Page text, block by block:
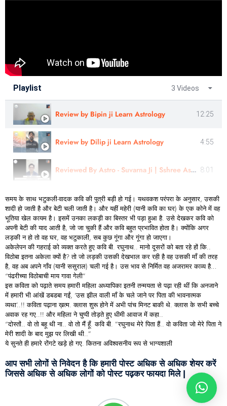
Playlist 3 Videos
Review by Bipin ji Learn Astrology 12:25
Review by Dilip ji Learn Astrology 4:55
Reviewed By Astro - Suvarna Ji | Sshree Astro Vastu 8:01
समय के साथ भटुकली-वादक कवि की पुत्री बड़ी हो गई। यथवकश परंपरा के अनुसार, उसकी
शादी हो जाती है और बेटी चली जाती है। और यहीं महेरी (यानी कवि का घर) के एक कोने में वह
भूतिया खेल कायम है। इसमें उनका लकड़ी का बिस्तर भी पड़ा हुआ है. उसे देखकर कवि को
अपनी बेटी की याद आती है, जो जा चुकी हैं और कवि बहुत प्रभावित होता है। क्योंकि अगर
लड़की न हो तो वह घर, वह भटुकाली, सब कुछ गूंगा और गूंगा हो जाएगा।
अकेलेपन की गहराई को व्यक्त करते हुए कवि बी. रघुनाथ.. मानो दूसरों को बता रहे हों कि..
विठोबा इतना अकेला क्यों है? तो जो लड़की उसकी देखभाल कर रही है वह उसकी माँ की तरह
है, वह अब अपने गाँव (यानी ससुराल) चली गई है। उस भाव से निर्मित वह अजरामर काव्य है…
“पंढरीच्या विठोबाची माय गावा गेली”
इस कविता को पढ़ाते समय हमारी महिला अध्यापिका इतनी तन्मयता से पढ़ा रही थीं कि अनजाने
में हमारी भी आंखें डबडबा गईं, ‘उस झील वाली माँ के चले जाने पर पिता की भावनात्मक
व्यथा’..!! कविता पढ़ाना ख़त्म. क्लास शुरू होने में अभी पांच मिनट बाकी थे. क्लास के सभी बच्चे
अवाक रह गए..!! और महिला ने चुप्पी तोड़ते हुए धीमी आवाज में कहा..
“दोस्तों.. वो तो बहू थी ना.. वो तो मैं हूँ. कवि बी. ”रघुनाथ मेरे पिता हैं.. वो कविता जो मेरे पिता ने
मेरी शादी के बाद मुझ पर लिखी थी..”
ये सुनते ही हमारे रोंगटे खड़े हो गए. कितना अविश्वसनीय रूप से भाग्यशाली
आप सभी लोगों से निवेदन है कि हमारी पोस्ट अधिक से अधिक शेयर करें
जिससे अधिक से अधिक लोगों को पोस्ट पढ़कर फायदा मिले |